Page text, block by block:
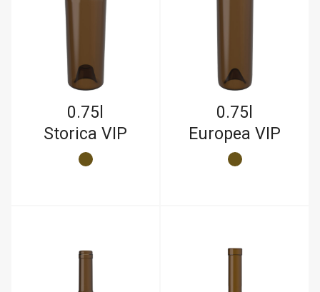
0.75l
Storica VIP
0.75l
Europea VIP